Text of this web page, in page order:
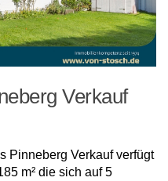
Verkauf
Pinneberg Verkauf verfügt
m² die sich auf 5